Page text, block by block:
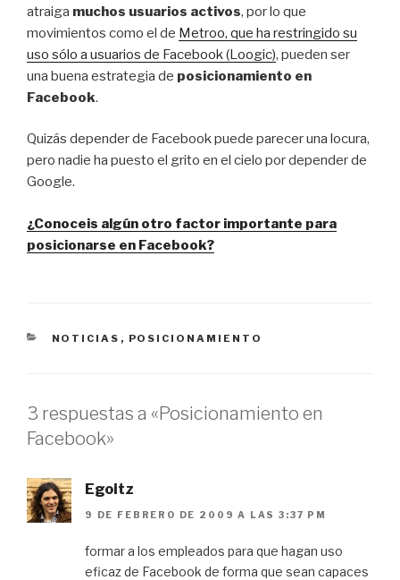
atraiga muchos usuarios activos, por lo que
movimientos como el de Metroo, que ha restringido su
uso sólo a usuarios de Facebook (Loogic), pueden ser
una buena estrategia de posicionamiento en
Facebook.
Quizás depender de Facebook puede parecer una locura,
pero nadie ha puesto el grito en el cielo por depender de
Google.
¿Conoceis algún otro factor importante para
posicionarse en Facebook?
CATEGORÍAS
NOTICIAS , POSICIONAMIENTO
3 respuestas a «Posicionamiento en
Facebook»
Egoitz
9 DE FEBRERO DE 2009 A LAS 3:37 PM
formar a los empleados para que hagan uso
eficaz de Facebook de forma que sean capaces